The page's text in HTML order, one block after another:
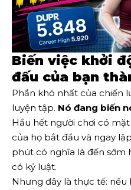
Biến việc khởi
đấu của bạn
Phần khó nhất của chiến
luyện tập. Nó đang biến
Hầu hết người chơi có
của họ bắt đầu và ngay
phút có nghĩa là đến sớm
có kỷ luật.
Nhưng đây là thực tế: